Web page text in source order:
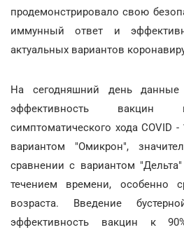
продемонстрировало свою
иммунный ответ и
актуальных вариантов
На сегодняшний день данные
эффективность вакцин
симптоматического хода COVID
вариантом "Омикрон",
сравнении с вариантом
течением времени, особенно
возраста. Введение
эффективность вакцин к